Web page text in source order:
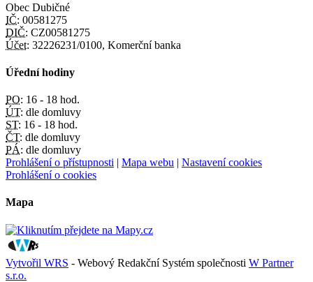
Obec Dubičné
IČ: 00581275
DIČ: CZ00581275
Účet: 32226231/0100, Komerční banka
Úřední hodiny
PO: 16 - 18 hod.
ÚT: dle domluvy
ST: 16 - 18 hod.
ČT: dle domluvy
PÁ: dle domluvy
Prohlášení o přístupnosti | Mapa webu | Nastavení cookies
Prohlášení o cookies
Mapa
Vytvořil WRS - Webový Redakční Systém společnosti W Partner
s.r.o.